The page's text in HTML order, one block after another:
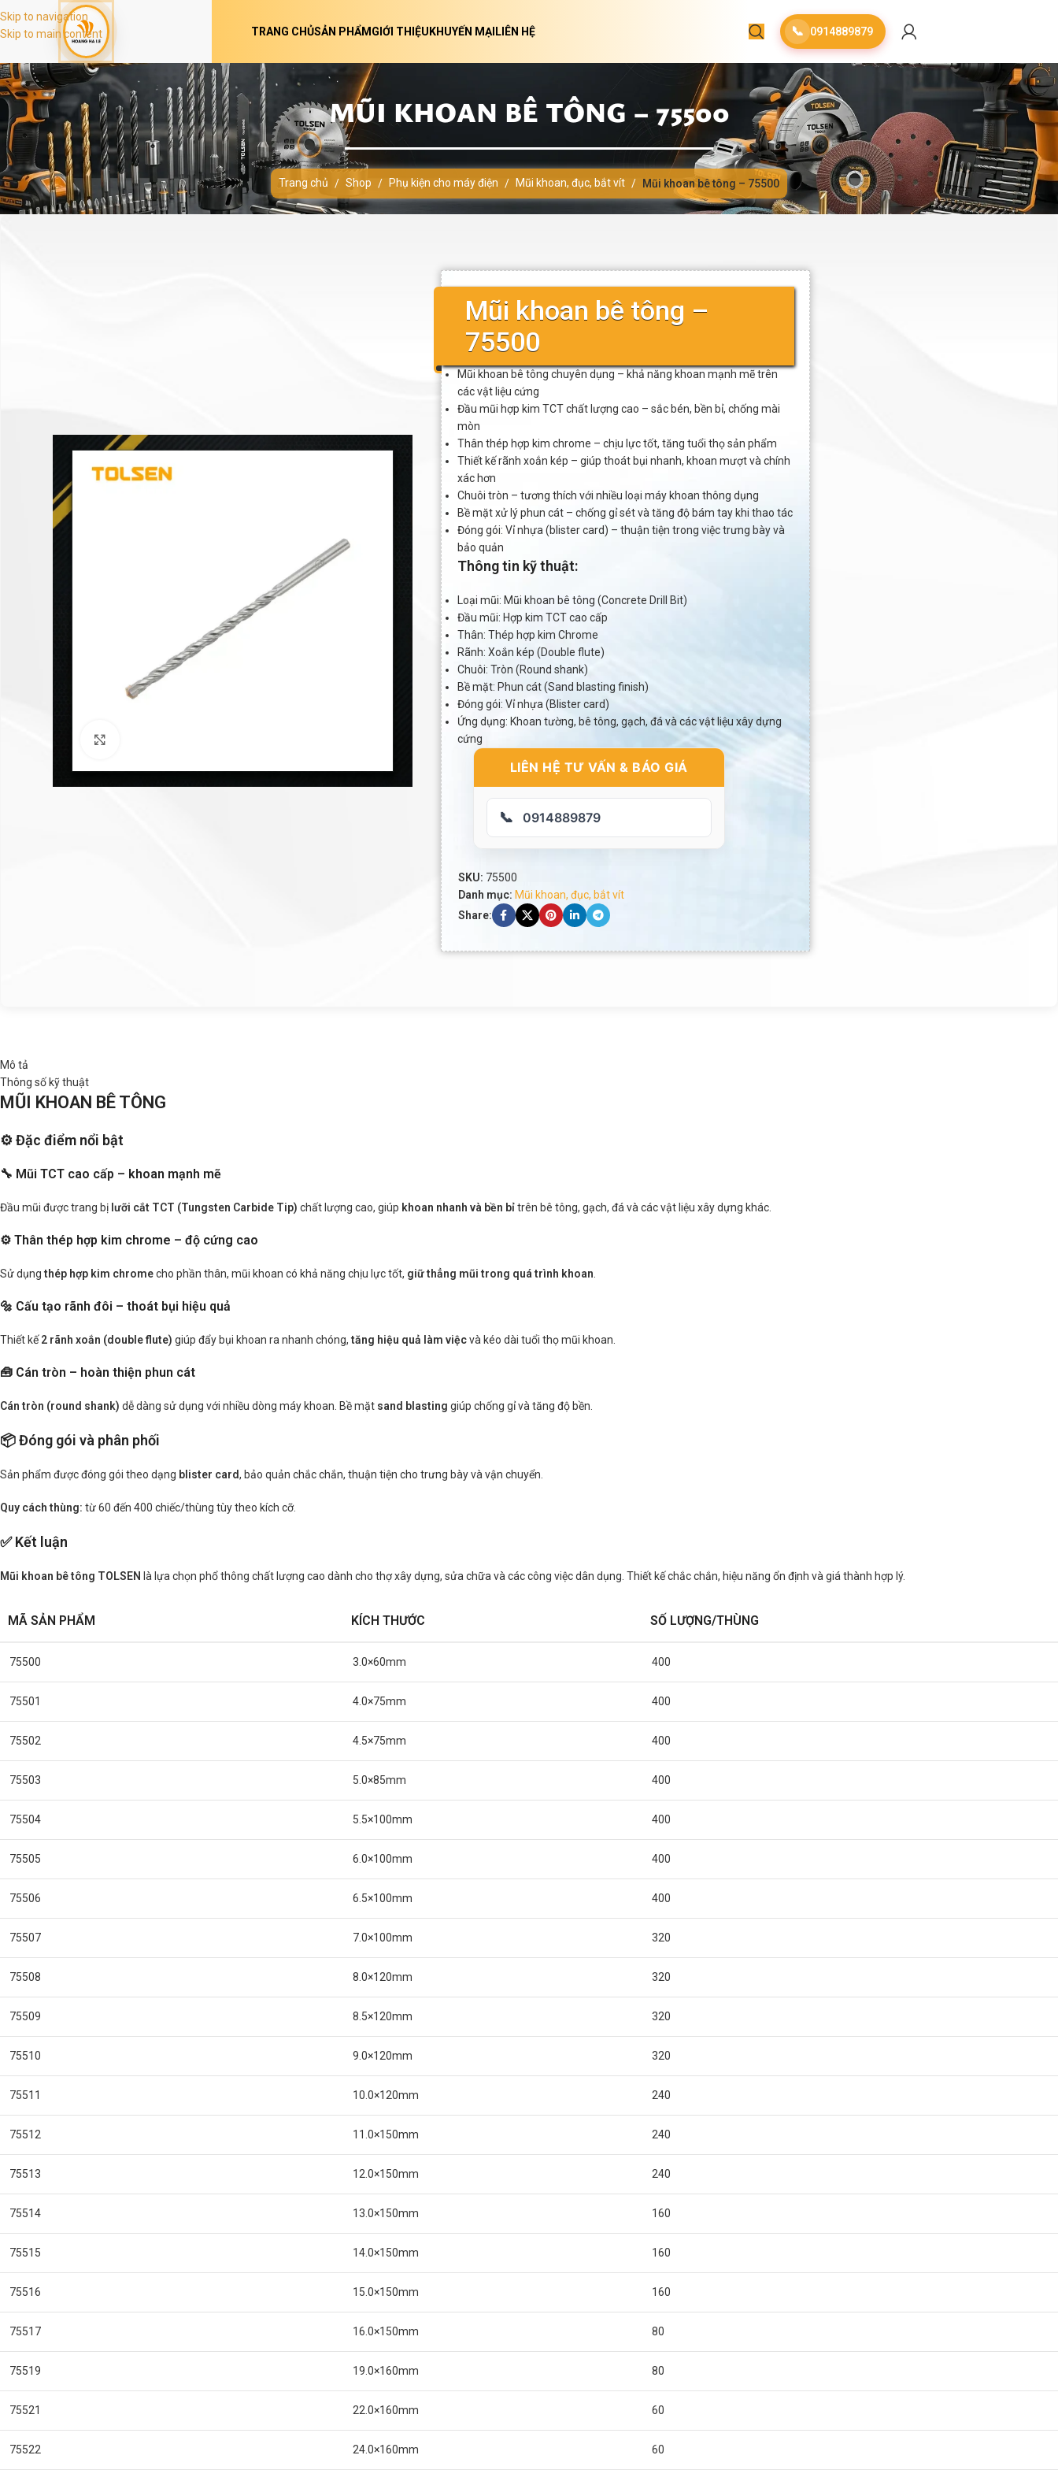
Skip to navigation
Skip to main content
TRANG CHỦSẢN PHẨMGIỚI THIỆUKHUYẾN MẠILIÊN HỆ 📞 0914889879
MŨI KHOAN BÊ TÔNG – 75500
Trang chủ / Shop / Phụ kiện cho máy điện / Mũi khoan, đục, bắt vít / Mũi khoan bê tông – 75500
Mũi khoan bê tông –
75500
Mũi khoan bê tông chuyên dụng – khả năng khoan mạnh mẽ trên
các vật liệu cứng
Đầu mũi hợp kim TCT chất lượng cao – sắc bén, bền bỉ, chống mài
mòn
Thân thép hợp kim chrome – chịu lực tốt, tăng tuổi thọ sản phẩm
Thiết kế rãnh xoắn kép – giúp thoát bụi nhanh, khoan mượt và chính
xác hơn
Chuôi tròn – tương thích với nhiều loại máy khoan thông dụng
Bề mặt xử lý phun cát – chống gỉ sét và tăng độ bám tay khi thao tác
Đóng gói: Vỉ nhựa (blister card) – thuận tiện trong việc trưng bày và
bảo quản
Thông tin kỹ thuật:
Loại mũi: Mũi khoan bê tông (Concrete Drill Bit)
Đầu mũi: Hợp kim TCT cao cấp
Thân: Thép hợp kim Chrome
Rãnh: Xoắn kép (Double flute)
Chuôi: Tròn (Round shank)
Bề mặt: Phun cát (Sand blasting finish)
Đóng gói: Vỉ nhựa (Blister card)
Ứng dụng: Khoan tường, bê tông, gạch, đá và các vật liệu xây dựng
cứng
LIÊN HỆ TƯ VẤN & BÁO GIÁ
📞 0914889879
SKU: 75500
Danh mục: Mũi khoan, đục, bắt vít
Share:
Mô tả
Thông số kỹ thuật
MŨI KHOAN BÊ TÔNG
⚙️ Đặc điểm nổi bật
🔧 Mũi TCT cao cấp – khoan mạnh mẽ
Đầu mũi được trang bị lưỡi cắt TCT (Tungsten Carbide Tip) chất lượng cao, giúp khoan nhanh và bền bỉtrên bê tông, gạch, đá và các vật liệu xây dựng khác.
⚙️ Thân thép hợp kim chrome – độ cứng cao
Sử dụngthép hợp kim chromecho phần thân, mũi khoan có khả năng chịu lực tốt, giữ thẳng mũi trong quá trình khoan
🔩 Cấu tạo rãnh đôi – thoát bụi hiệu quả
Thiết kế2 rãnh xoắn (double flute) giúp đẩy bụi khoan ra nhanh chóng,tăng hiệu quả làm việcvà kéo dài tuổi thọ mũi khoan.
🧰 Cán tròn – hoàn thiện phun cát
Cán tròn (round shank) dễ dàng sử dụng với nhiều dòng máy khoan. Bề mặt sand blasting giúp chống gỉ và tăng độ bền.
📦 Đóng gói và phân phối
Sản phẩm được đóng gói theo dạng blister card, bảo quản chắc chắn, thuận tiện cho trưng bày và vận chuyển.
Quy cách thùng: từ 60 đến 400 chiếc/thùng tùy theo kích cỡ.
✅ Kết luận
Mũi khoan bê tông TOLSEN là lựa chọn phổ thông chất lượng cao dành cho thợ xây dựng, sửa chữa và các công việc dân dụng. Thiết kế chắc chắn, hiệu năng ổn định và giá thành hợp lý.
MÃ SẢN PHẨM KÍCH THƯỚC SỐ LƯỢNG/THÙNG
75500 3.0×60mm 400
75501 4.0×75mm 400
75502 4.5×75mm 400
75503 5.0×85mm 400
75504 5.5×100mm 400
75505 6.0×100mm 400
75506 6.5×100mm 400
75507 7.0×100mm 320
75508 8.0×120mm 320
75509 8.5×120mm 320
75510 9.0×120mm 320
75511 10.0×120mm 240
75512 11.0×150mm 240
75513 12.0×150mm 240
75514 13.0×150mm 160
75515 14.0×150mm 160
75516 15.0×150mm 160
75517 16.0×150mm 80
75519 19.0×160mm 80
75521 22.0×160mm 60
75522 24.0×160mm 60